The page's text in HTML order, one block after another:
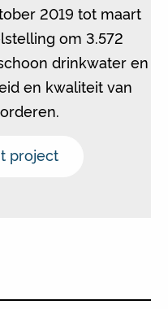
2019 tot maart
om 3.572
drinkwater en
en kwaliteit van
project